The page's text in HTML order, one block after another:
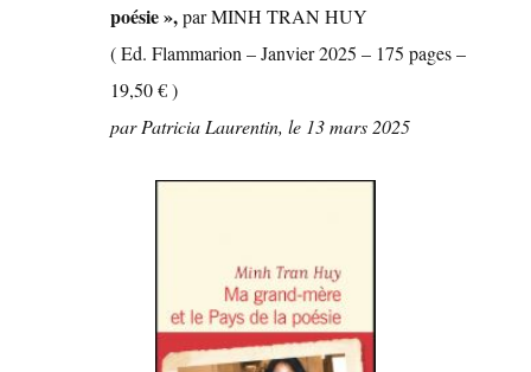
poésie »,par MINH TRAN HUY
( Ed. Flammarion – Janvier 2025 – 175 pages –
19,50 € )
par Patricia Laurentin, le 13 mars 2025